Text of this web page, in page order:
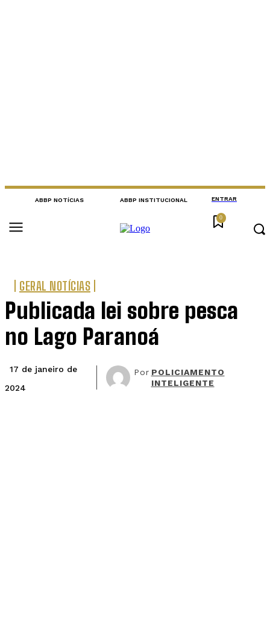
ABBP NOTÍCIAS ABBP INSTITUCIONAL ENTRAR
0
GERAL NOTÍCIAS
Publicada lei sobre pesca
no Lago Paranoá
17 de janeiro de
2024
Por POLICIAMENTO
INTELIGENTE